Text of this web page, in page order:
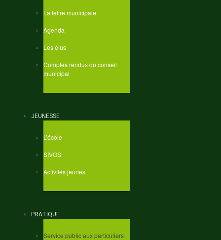
La lettre municipale
Agenda
Les élus
Comptes rendus du conseil
municipal
JEUNESSE
L’école
SIVOS
Activités jeunes
PRATIQUE
Service public aux particuliers